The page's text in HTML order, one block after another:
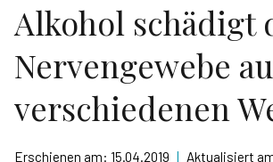
Alkohol schädigt
Nervengewebe
verschiedenen
Erschienen am: 15.04.2019 | Aktualisiert